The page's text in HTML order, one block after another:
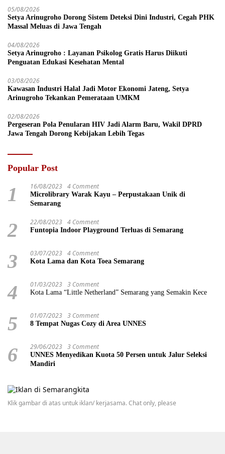
05/08/2026
Setya Arinugroho Dorong Sistem Deteksi Dini Industri, Cegah PHK
Massal Meluas di Jawa Tengah
04/08/2026
Setya Arinugroho : Layanan Psikolog Gratis Harus Diikuti
Penguatan Edukasi Kesehatan Mental
03/08/2026
Kawasan Industri Halal Jadi Motor Ekonomi Jateng, Setya
Arinugroho Tekankan Pemerataan UMKM
02/08/2026
Pergeseran Pola Penularan HIV Jadi Alarm Baru, Wakil DPRD
Jawa Tengah Dorong Kebijakan Lebih Tegas
Popular Post
1 16/08/2023 4 Comment
Microlibrary Warak Kayu – Perpustakaan Unik di
Semarang
2 22/08/2023 4 Comment
Funtopia Indoor Playground Terluas di Semarang
3 03/07/2023 4 Comment
Kota Lama dan Kota Toea Semarang
4 01/03/2023 3 Comment
Kota Lama “Little Netherland” Semarang yang Semakin Kece
5 01/07/2023 3 Comment
8 Tempat Nugas Cozy di Area UNNES
6 29/06/2023 3 Comment
UNNES Menyedikan Kuota 50 Persen untuk Jalur Seleksi
Mandiri
Klik gambar di atas untuk iklan/ kerjasama. Chat only, please